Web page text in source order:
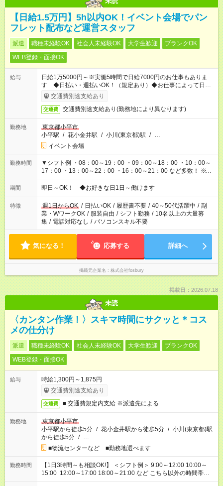
【日給1.5万円】5h以内OK！イベント会場でパン
フレット配布など運営スタッフ
派遣 職種未経験OK 社会人未経験OK 大学生歓迎
ブランクOK
WEB登録・面接OK
給与
日給1万5000円～※実働5時間で日給7000円のお仕事もありま
す ◆日払い・週払いOK！（規定あり）◆お仕事によって日給も
異なります
交通費別途支給あり
交通費 交通費別途支給あり(勤務地により異なります)
勤務地
東京都小平市
小平駅 / 花小金井駅 / 小川(東京都)駅 / …
イベント会場
勤務時間
▼シフト例 ・08：00～19：00 ・09：00～18：00 ・10：00～
17：00 ・13：00～22：00 ・16：00～21：00 など多数！ ※お
仕事により勤務時間が異なります
期間 即日～OK！ ◆お好きな日1日～働けます
特徴 週1日からOK / 日払いOK / 履歴書不要 / 40～50代活躍中 / 副
業・WワークOK / 服装自由 / シフト勤務 / 10名以上の大量募
集 / 電話対応なし / パソコンスキル不要
気になる！ 応募する 詳細へ
掲載元企業名 株式会社fosbury
掲載日：2026.07.18
未読
〈カンタン作業！〉スキマ時間にサクッと＊コス
メの仕分け
派遣 職種未経験OK 社会人未経験OK 大学生歓迎
ブランクOK
WEB登録・面接OK
給与
時給1,300円～1,875円
交通費別途支給あり
交通費 ■ 交通費規定内支給 ※派遣先による
勤務地
東京都小平市
小平駅から徒歩5分 / 花小金井駅から徒歩5分 / 小川(東京都)駅
から徒歩5分 / …
■物流センターなど ■勤務地選べます
勤務時間
【1日3時間～も相談OK!】 ＜シフト例＞ 9:00～12:00 10:00～
15:00 12:00～17:00 18:00～21:00 など こちら以外の時間帯も
お気軽にご相談ください！